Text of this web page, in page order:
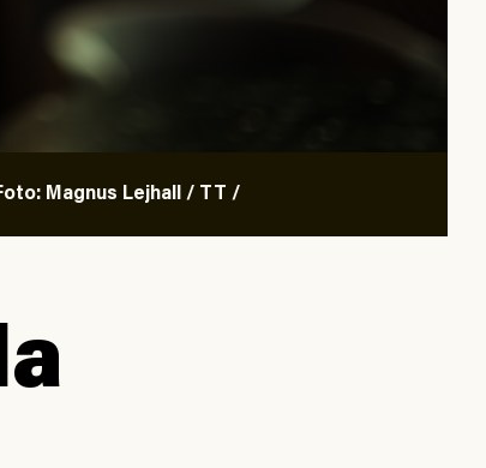
Magnus Lejhall / TT /